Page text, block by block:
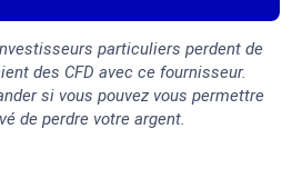
particuliers perdent de
des CFD avec ce fournisseur.
si vous pouvez vous permettre
de perdre votre argent.